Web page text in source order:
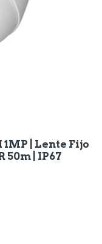
1MP | Lente Fijo
50m | IP67